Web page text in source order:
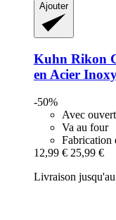
Ajouter
Kuhn Rikon
en Acier
-50%
Avec
Va au four
Fabrication
12,99 € 25,99 €
Livraison